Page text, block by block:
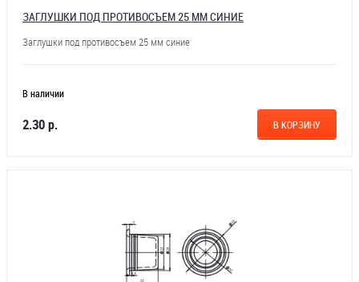
ЗАГЛУШКИ ПОД ПРОТИВОСЪЕМ 25 ММ СИНИЕ
Заглушки под противосъем 25 мм синие
В наличии
2.30 р. В КОРЗИНУ